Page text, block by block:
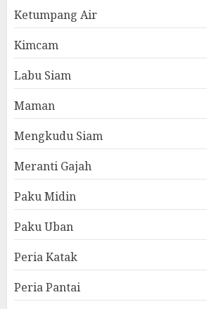
Ketumpang Air
Kimcam
Labu Siam
Maman
Mengkudu Siam
Meranti Gajah
Paku Midin
Paku Uban
Peria Katak
Peria Pantai